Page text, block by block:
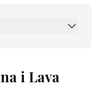
i Lava
i Lava